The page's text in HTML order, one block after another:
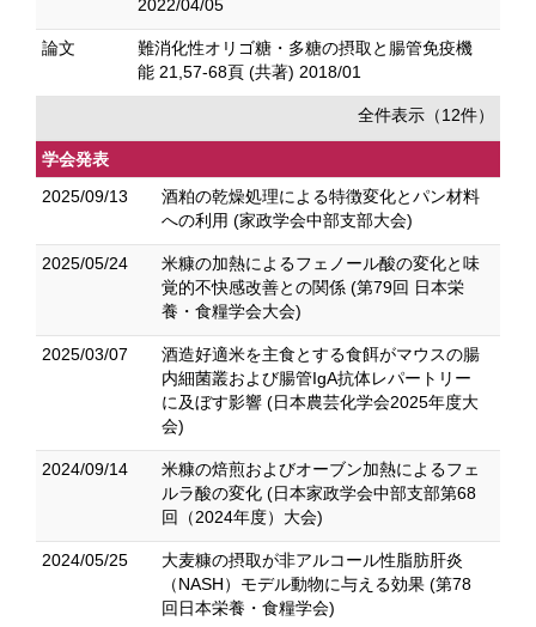
2022/04/05
論文
難消化性オリゴ糖・多糖の摂取と腸管免疫機
能 21,57-68頁 (共著) 2018/01
全件表示（12件）
学会発表
2025/09/13
酒粕の乾燥処理による特徴変化とパン材料
への利用 (家政学会中部支部大会)
2025/05/24
米糠の加熱によるフェノール酸の変化と味
覚的不快感改善との関係 (第79回 日本栄
養・食糧学会大会)
2025/03/07
酒造好適米を主食とする食餌がマウスの腸
内細菌叢および腸管IgA抗体レパートリー
に及ぼす影響 (日本農芸化学会2025年度大
会)
2024/09/14
米糠の焙煎およびオーブン加熱によるフェ
ルラ酸の変化 (日本家政学会中部支部第68
回（2024年度）大会)
2024/05/25
大麦糠の摂取が非アルコール性脂肪肝炎
（NASH）モデル動物に与える効果 (第78
回日本栄養・食糧学会)